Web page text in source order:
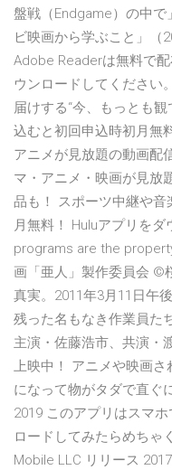
盤戦（Endgame）の中で
ビ映画から学ぶこと」（
Adobe Readerは無料で
ウンロードしてください
届けする“今、もっとも
込むと初回申込時初月無
アニメが見放題の動画配
マ・アニメ・映画が見放
品も！ スポーツ中継や
月無料！ Huluアプリを
programs are the
画「亜人」製作委員会 ©
真実。2011年3月11日午
残った名もなき作業員た
主演・佐藤浩市、共演・
上映中！ アニメや映画
になって物がタダで直ぐ
2019 このアプリはスマ
ロードしてみたらめちゃ
Mobile LLC リリース